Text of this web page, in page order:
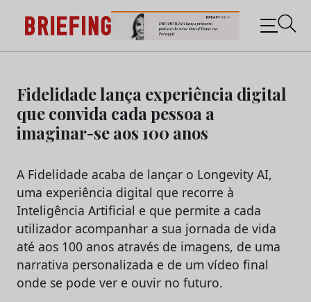
content
Briefing: Todas as notícias sobre os negócios do
Marketing e da Publicidade
Fidelidade lança experiência digital
que convida cada pessoa a
imaginar-se aos 100 anos
A Fidelidade acaba de lançar o Longevity AI,
uma experiência digital que recorre à
Inteligência Artificial e que permite a cada
utilizador acompanhar a sua jornada de vida
até aos 100 anos através de imagens, de uma
narrativa personalizada e de um vídeo final
onde se pode ver e ouvir no futuro.